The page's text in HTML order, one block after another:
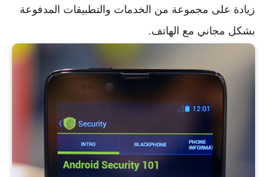
زيادة على مجموعة من الخدمات والتطبيقات المدفوعة
بشكل مجاني مع الهاتف.